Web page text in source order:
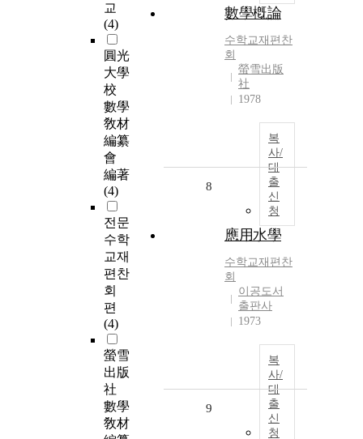
교
(4)
圓光
大學
校
數學
敎材
編纂
會
編著
(4)
전문
수학
교재
편찬
회
편
(4)
螢雪
出版
社
數學
敎材
數學槪論
수학교재편찬
회
螢雪出版
社
1978
복
사/
대
출
신
청
8
應用水學
수학교재편찬
회
이공도서
출판사
1973
복
사/
대
출
신
청
9